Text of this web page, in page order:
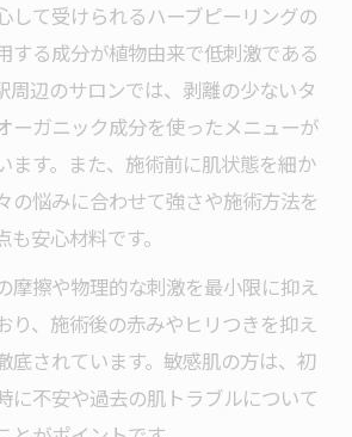
立地でハーブピーリングの継続
ーリング施術の予約やカウンセリ
だわりポイントと利用者の声
で得られるハーブピーリングの
に役立つ施術方法を深掘り
リングがニキビ跡改善に効く理
して受けられるハーブピーリングの
する成分が植物由来で低刺激である
周辺のサロンでは、剥離の少ないタ
ーガニック成分を使ったメニューが
ます。また、施術前に肌状態を細か
の悩みに合わせて強さや施術方法を
安心材料です。
摩擦や物理的な刺激を最小限に抑え
り、施術後の赤みやヒリつきを抑え
底されています。敏感肌の方は、初
に不安や過去の肌トラブルについて